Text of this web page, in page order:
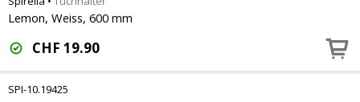
Lemon, Weiss, 600 mm
CHF 19.90
SPI-10.19425